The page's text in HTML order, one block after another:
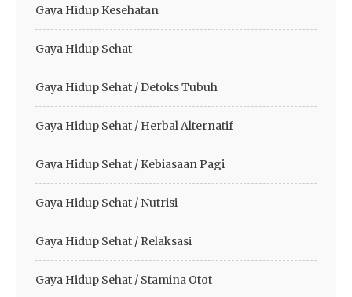
Gaya Hidup Kesehatan
Gaya Hidup Sehat
Gaya Hidup Sehat / Detoks Tubuh
Gaya Hidup Sehat / Herbal Alternatif
Gaya Hidup Sehat / Kebiasaan Pagi
Gaya Hidup Sehat / Nutrisi
Gaya Hidup Sehat / Relaksasi
Gaya Hidup Sehat / Stamina Otot